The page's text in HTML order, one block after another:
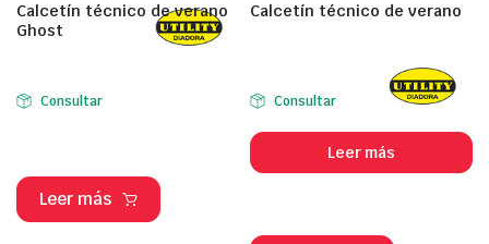
Calcetín técnico de verano
Ghost
Consultar
Leer más
Calcetín técnico de verano
Consultar
Leer más